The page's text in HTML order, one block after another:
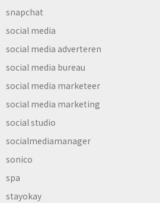
snapchat
social media
social media adverteren
social media bureau
social media marketeer
social media marketing
social studio
socialmediamanager
sonico
spa
stayokay